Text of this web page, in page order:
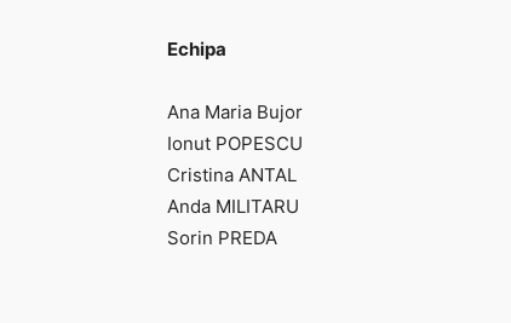
Echipa
Ana Maria Bujor
Ionut POPESCU
Cristina ANTAL
Anda MILITARU
Sorin PREDA